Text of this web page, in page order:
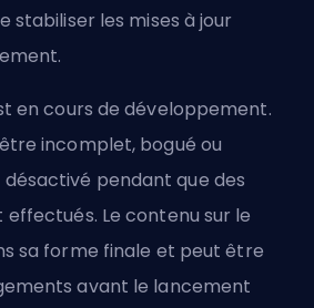
stabiliser les mises à jour
en cours de développement.
incomplet, bogué ou
pendant que des
Le contenu sur le
sa forme finale et peut être
avant le lancement